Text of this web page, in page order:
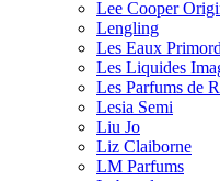
Lee Cooper
Lengling
Les Eaux
Les Liquides
Les Parfums de
Lesia Semi
Liu Jo
Liz Claiborne
LM Parfums